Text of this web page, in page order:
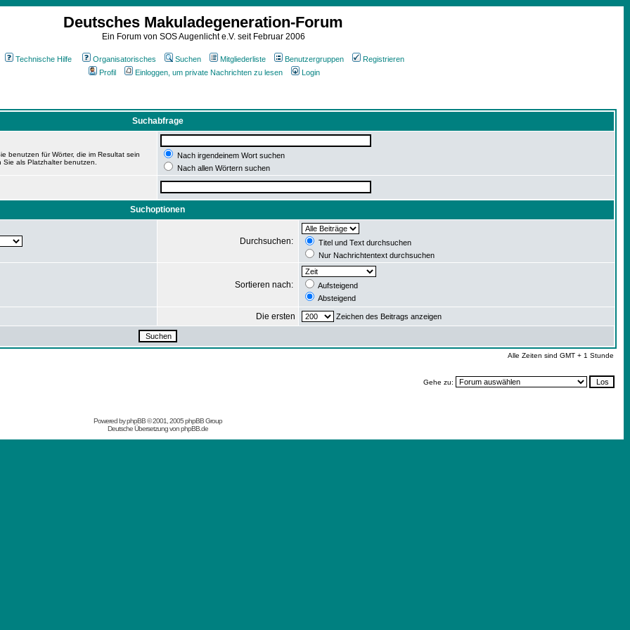
Deutsches Makuladegeneration-Forum
Ein Forum von SOS Augenlicht e.V. seit Februar 2006
Technische Hilfe Organisatorisches Suchen Mitgliederliste Benutzergruppen
Registrieren
Profil
Einloggen, um private Nachrichten zu lesen Login
Suchabfrage
benutzen für Wörter, die im Resultat sein
als Platzhalter benutzen.
Nach irgendeinem Wort suchen
Nach allen Wörtern suchen
Suchoptionen
Durchsuchen:
Titel und Text durchsuchen
Nur Nachrichtentext durchsuchen
Sortieren nach:
Aufsteigend
Absteigend
Die ersten Zeichen des Beitrags anzeigen
Alle Zeiten sind GMT + 1 Stunde
Gehe zu:
Powered byphpBB© 2001, 2005 phpBB Group
Deutsche Übersetzung vonphpBB.de